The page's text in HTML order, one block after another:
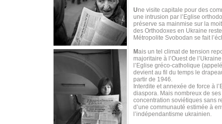
Une visite capitale pour des
une intrusion par l’Eglise
préserve sa mainmise sur la
des Orthodoxes en Ukraine
Métropolite Svobodan se fait
Mais un tel climat de tension
majoritaire à l’Ouest de
l’Eglise gréco-catholique
devient au fil du temps le
partir de 1946.
Interdite et annexée de force à
diaspora. Mais nombreux de
concentration soviétiques sans
d’une communauté estimée à
l’indépendantisme ukrainien.